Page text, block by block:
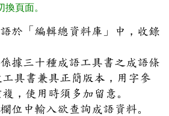
頁面。
於「編輯總資料庫」中，收錄
據三十種成語工具書之成語條
具書兼具正簡版本，用字參
，使用時須多加留意。
位中輸入欲查詢成語資料。